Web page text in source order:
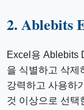
2. Ablebits
Excel용 Ablebits
을 식별하고 삭제
강력하고 사용하
것 이상으로 선택